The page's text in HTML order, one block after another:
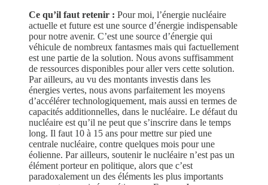
Ce qu’il faut retenir : Pour moi, l’énergie nucléaire
actuelle et future est une source d’énergie indispensable
pour notre avenir. C’est une source d’énergie qui
véhicule de nombreux fantasmes mais qui factuellement
est une partie de la solution. Nous avons suffisamment
de ressources disponibles pour aller vers cette solution.
Par ailleurs, au vu des montants investis dans les
énergies vertes, nous avons parfaitement les moyens
d’accélérer technologiquement, mais aussi en termes de
capacités additionnelles, dans le nucléaire. Le défaut du
nucléaire est qu’il ne peut que s’inscrire dans le temps
long. Il faut 10 à 15 ans pour mettre sur pied une
centrale nucléaire, contre quelques mois pour une
éolienne. Par ailleurs, soutenir le nucléaire n’est pas un
élément porteur en politique, alors que c’est
paradoxalement un des éléments les plus importants